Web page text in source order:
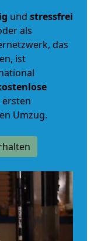
und stressfrei
als
das
ist
ersten
Umzug.